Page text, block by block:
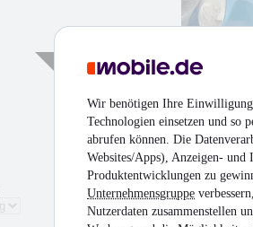
Wir benötigen Ihre
Technologien einsetzen und so
abrufen können. Die
Websites/Apps), Anzeigen- und
Produktentwicklungen zu
Unternehmensgruppe
Nutzerdaten zusammenstellen